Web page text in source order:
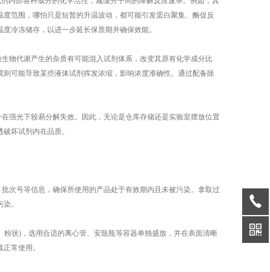
范围，哪怕只是短暂的升温波动，都可能引发蛋白聚集、酶促反
冷冻储存，以进一步延长保质期并确保效能。
物代谢产生的杂质有可能混入试剂体系，改变其原有化学成分比
可能导致某些液体试剂挥发浓缩，影响浓度准确性。通过配备除
光下较易分解失效。因此，无论是仓库存储还是实验室摆放位置
坏试剂内在品质。
号等信息，确保所使用的产品处于有效期内且未被污染。拿取过
。
状)，选用合适的离心管、安瓿瓶等容器单独盛放，并在表面清晰
常使用。